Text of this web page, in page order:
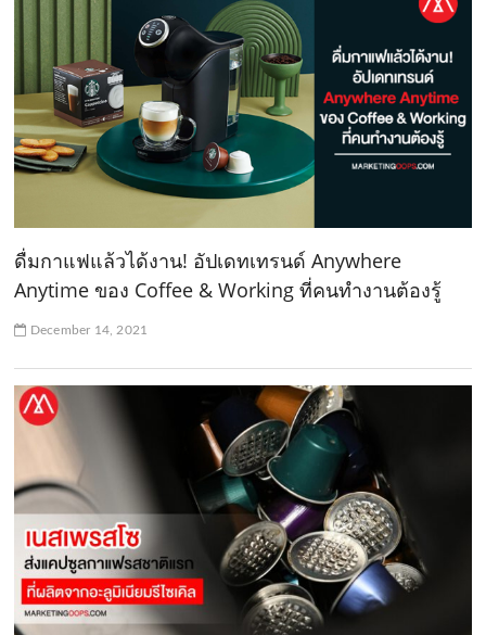
ดื่มกาแฟแล้วได้งาน! อัปเดทเทรนด์ Anywhere
Anytime ของ Coffee & Working ที่คนทำงานต้องรู้
December 14, 2021